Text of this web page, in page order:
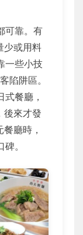
可靠。有
少或用料
一些小技
陷阱區。
餐廳，
後來才發
廳時，
。